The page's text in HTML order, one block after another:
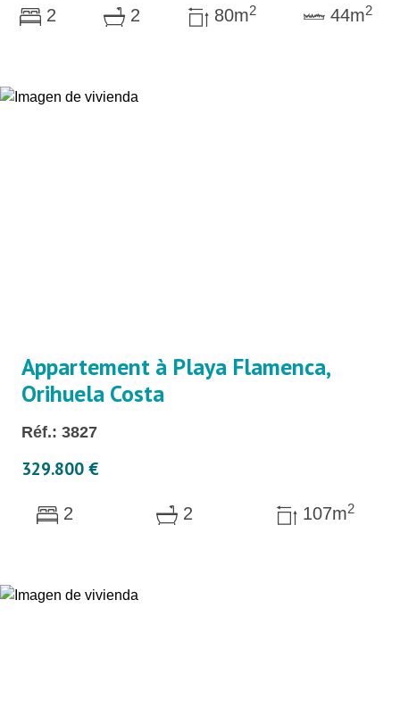
2 2 80m2 44m2
Appartement à Playa Flamenca,
Orihuela Costa
Réf.: 3827
329.800 €
2 2 107m2